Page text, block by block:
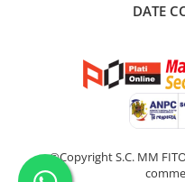
DATE
©Copyright S.C. MM FITO